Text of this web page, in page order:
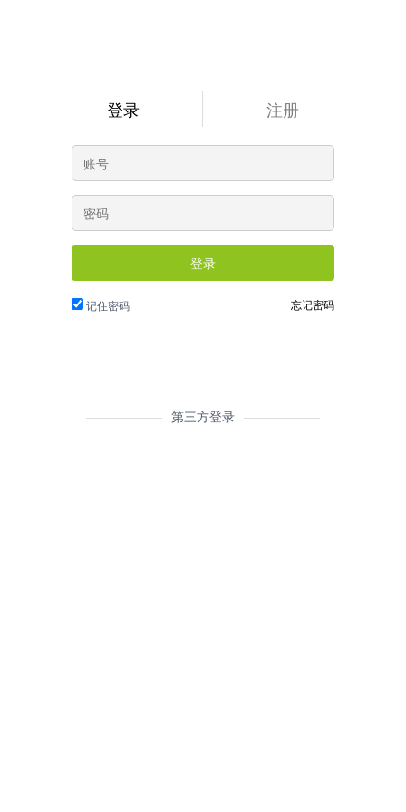
登录 注册
登录
记住密码 忘记密码
第三方登录